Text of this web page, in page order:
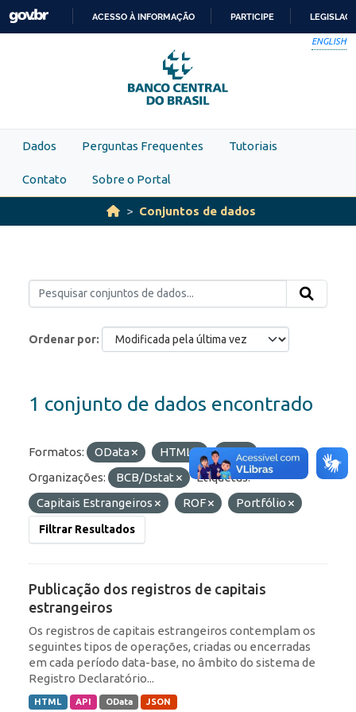
Skip to main content
PARA
O
CONTEÚDO
ACESSO À INFORMAÇÃO PARTICIPE
ENGLISH
Dados Perguntas Frequentes Tutoriais
Contato Sobre o Portal
Conjuntos de dados
Ordenar por
1 conjunto de dados encontrado
Formatos: OData HTML
API
Organizações:
BCB/Dstat
Etiquetas:
Capitais Estrangeiros
ROF Portfólio
Filtrar Resultados
Publicação dos registros de capitais
estrangeiros
Os registros de capitais estrangeiros contemplam os
seguintes tipos de operações, criadas ou encerradas
em cada período data-base, no âmbito do sistema de
Registro Declaratório...
HTML API OData JSON